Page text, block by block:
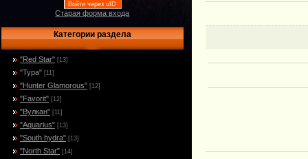
Войти через uID
Старая форма входа
Категории раздела
"Red Star" [13]
"Тура" [11]
"Hunter Glamorous" [12]
"Favorit" [12]
"Вулкан" [11]
"Aquarius" [13]
"South hydra" [13]
"North Star" [14]